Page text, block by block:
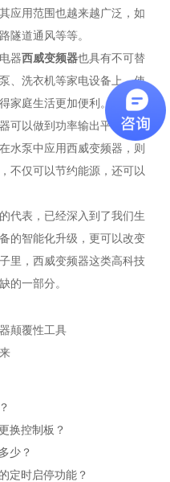
应用范围也越来越广泛，如
隧道通风等等。
器西威变频器也具有不可替
、洗衣机等家电设备上，使
家庭生活更加便利。
以做到功率输出平稳，避
水泵中应用西威变频器，则
不仅可以节约能源，还可以
表，已经深入到了我们生
的智能化升级，更可以改变
里，西威变频器这类高科技
的一部分。
颠覆性工具
换控制板？
少？
定时启停功能？